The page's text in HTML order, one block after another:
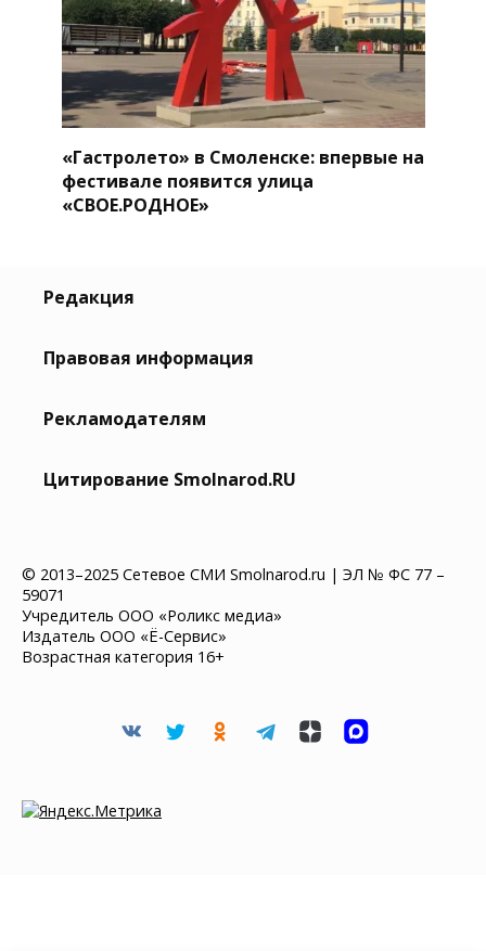
«Гастролето» в Смоленске: впервые на
фестивале появится улица
«СВОЕ.РОДНОЕ»
Редакция
Правовая информация
Рекламодателям
Цитирование Smolnarod.RU
© 2013–2025 Сетевое СМИ Smolnarod.ru | ЭЛ № ФС 77 –
59071
Учредитель ООО «Роликс медиа»
Издатель ООО «Ё-Сервис»
Возрастная категория 16+